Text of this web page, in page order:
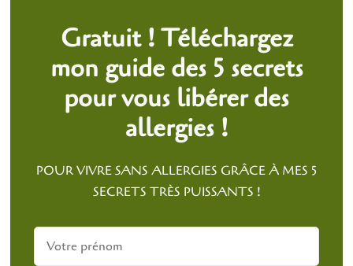
Gratuit ! Téléchargez
mon guide des 5 secrets
pour vous libérer des
allergies !
POUR VIVRE SANS ALLERGIES GRÂCE À MES 5
SECRETS TRÈS PUISSANTS !